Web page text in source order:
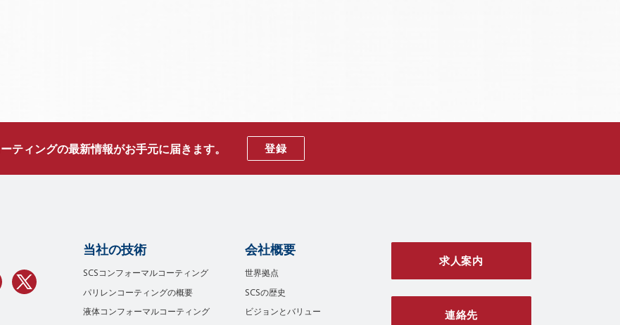
ティングの最新情報がお手元に届きます。 登録
当社の技術
SCSコンフォーマルコーティング
パリレンコーティングの概要
液体コンフォーマルコーティング
会社概要
世界拠点
SCSの歴史
ビジョンとバリュー
求人案内
連絡先